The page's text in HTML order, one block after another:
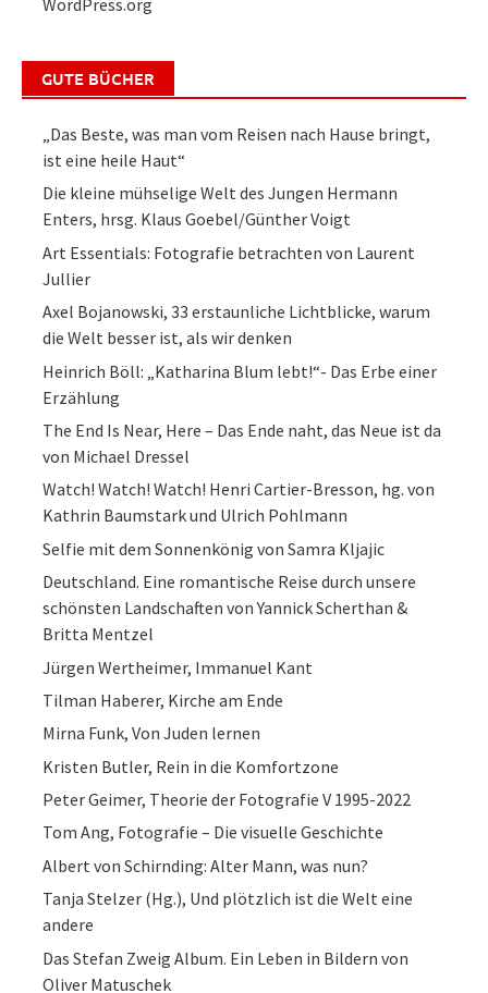
WordPress.org
GUTE BÜCHER
„Das Beste, was man vom Reisen nach Hause bringt,
ist eine heile Haut“
Die kleine mühselige Welt des Jungen Hermann
Enters, hrsg. Klaus Goebel/Günther Voigt
Art Essentials: Fotografie betrachten von Laurent
Jullier
Axel Bojanowski, 33 erstaunliche Lichtblicke, warum
die Welt besser ist, als wir denken
Heinrich Böll: „Katharina Blum lebt!“- Das Erbe einer
Erzählung
The End Is Near, Here – Das Ende naht, das Neue ist da
von Michael Dressel
Watch! Watch! Watch! Henri Cartier-Bresson, hg. von
Kathrin Baumstark und Ulrich Pohlmann
Selfie mit dem Sonnenkönig von Samra Kljajic
Deutschland. Eine romantische Reise durch unsere
schönsten Landschaften von Yannick Scherthan &
Britta Mentzel
Jürgen Wertheimer, Immanuel Kant
Tilman Haberer, Kirche am Ende
Mirna Funk, Von Juden lernen
Kristen Butler, Rein in die Komfortzone
Peter Geimer, Theorie der Fotografie V 1995-2022
Tom Ang, Fotografie – Die visuelle Geschichte
Albert von Schirnding: Alter Mann, was nun?
Tanja Stelzer (Hg.), Und plötzlich ist die Welt eine
andere
Das Stefan Zweig Album. Ein Leben in Bildern von
Oliver Matuschek